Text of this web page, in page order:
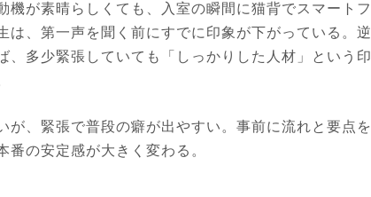
機が素晴らしくても、入室の瞬間に猫背でスマートフ
は、第一声を聞く前にすでに印象が下がっている。逆
、多少緊張していても「しっかりした人材」という印
が、緊張で普段の癖が出やすい。事前に流れと要点を
の安定感が大きく変わる。